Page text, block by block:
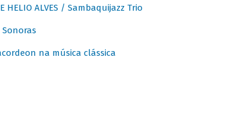
E HELIO ALVES / Sambaquijazz Trio
Sonoras
na música clássica